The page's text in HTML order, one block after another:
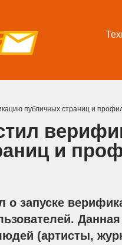
публичных страниц и
и
о запуске
(артисты,